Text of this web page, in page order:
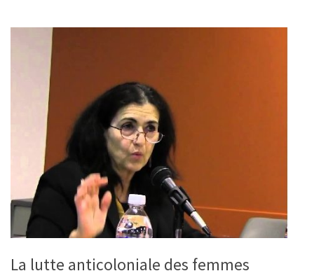
La lutte anticoloniale des femmes